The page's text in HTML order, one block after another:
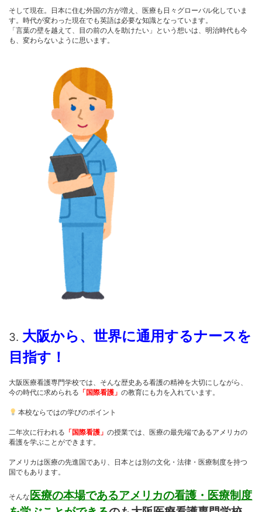
そして現在。日本に住む外国の方が増え、医療も日々グローバル化していま
す。時代が変わった現在でも英語は必要な知識となっています。
「言葉の壁を越えて、目の前の人を助けたい」という想いは、明治時代も今
も、変わらないように思います。
3. 大阪から、世界に通用するナースを
目指す！
大阪医療看護専門学校では、そんな歴史ある看護の精神を大切にしながら、
今の時代に求められる 「国際看護」の教育にも力を入れています。
本校ならではの学びのポイント
二年次に行われる 「国際看護」の授業では、医療の最先端であるアメリカの
看護を学ぶことができます。
アメリカは医療の先進国であり、日本とは別の文化・法律・医療制度を持つ
国でもあります。
そんな 医療の本場であるアメリカの看護・医療制度